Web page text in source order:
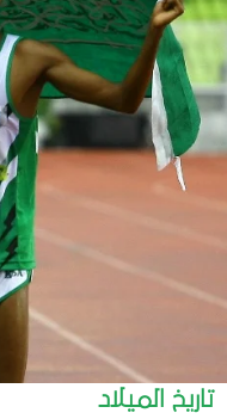
تاريخ الميلاد